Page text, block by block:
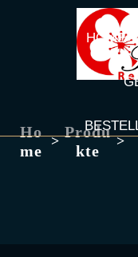
HOME
Ho
me
>
Produ
kte
>